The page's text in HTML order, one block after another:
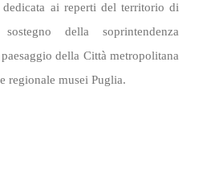
ai reperti del territorio di
della soprintendenza
della Città metropolitana
regionale musei Puglia.